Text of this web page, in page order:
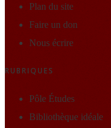
Plan du site
Faire un don
Nous écrire
RUBRIQUES
Pôle Études
Bibliothèque idéale